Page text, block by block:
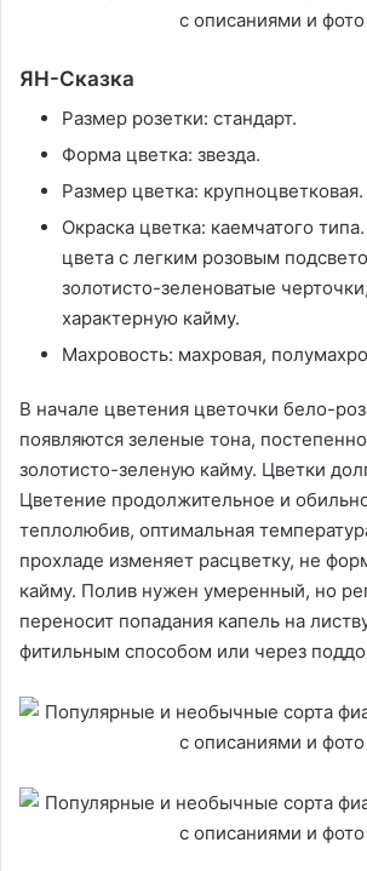
ЯН-Сказка
Размер розетки: стандарт.
Форма цветка: звезда.
Размер цветка: крупноцветковая.
Окраска цветка: каемчатого
цвета с легким розовым
золотисто-зеленоватые
характерную кайму.
Махровость: махровая,
В начале цветения цветочки бело-
появляются зеленые тона,
золотисто-зеленую кайму. Цветки
Цветение продолжительное и
теплолюбив, оптимальная
прохладе изменяет расцветку, не
кайму. Полив нужен умеренный, но
переносит попадания капель на
фитильным способом или через